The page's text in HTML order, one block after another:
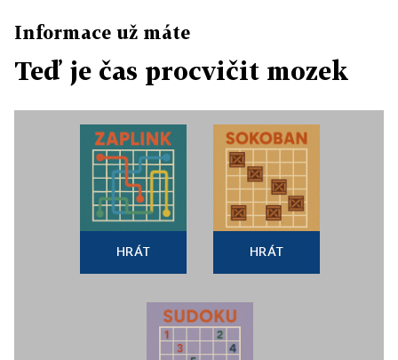
Informace už máte
Teď je čas procvičit mozek
HRÁT HRÁT